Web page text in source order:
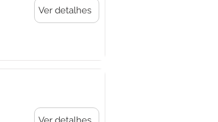
Ver detalhes